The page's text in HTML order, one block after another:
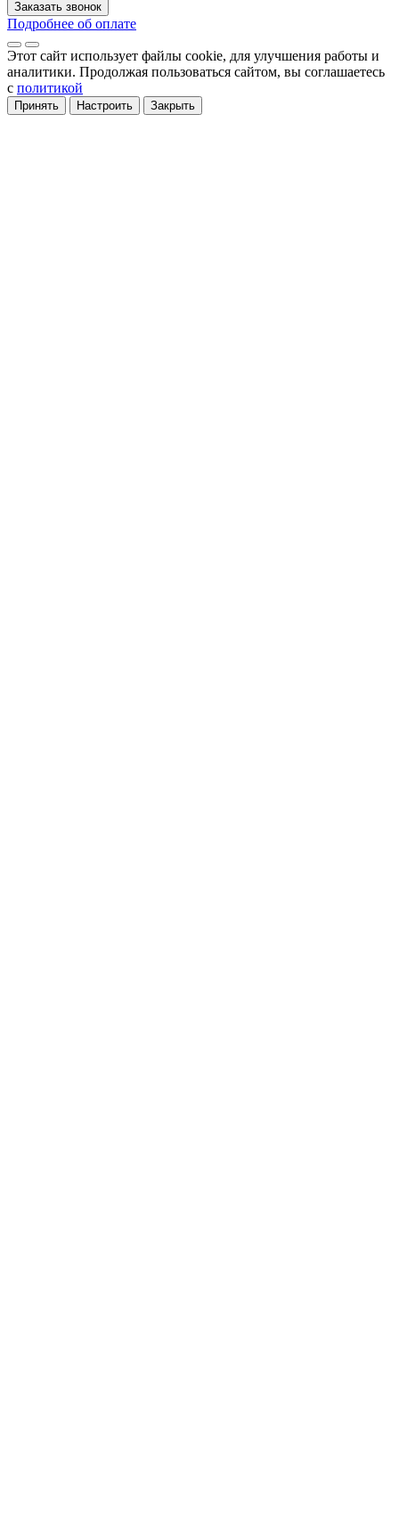
Заказать звонок
Подробнее об оплате
Этот сайт использует файлы cookie, для улучшения работы и
аналитики. Продолжая пользоваться сайтом, вы соглашаетесь
с политикой
Принять Настроить Закрыть